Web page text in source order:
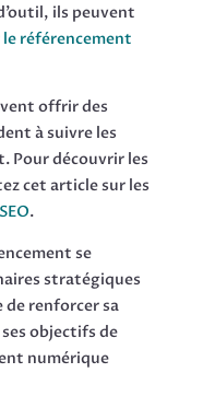
ils peuvent
référencement
offrir des
à suivre les
Pour découvrir les
cet article sur les
.
se
stratégiques
renforcer sa
objectifs de
numérique